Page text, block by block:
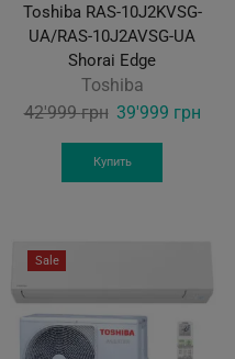
Toshiba RAS-10J2KVSG-
UA/RAS-10J2AVSG-UA
Shorai Edge
Toshiba
42'999грн Original
was:
39'999 грн
Купить
Sale